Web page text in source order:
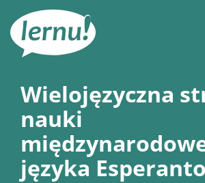
Wielojęzyczna
nauki
języka Esperanto